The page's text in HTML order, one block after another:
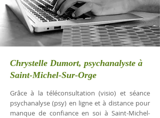
Chrystelle Dumort, psychanalyste à
Saint-Michel-Sur-Orge
Grâce à la téléconsultation (visio) et séance
psychanalyse (psy) en ligne et à distance pour
manque de confiance en soi à Saint-Michel-